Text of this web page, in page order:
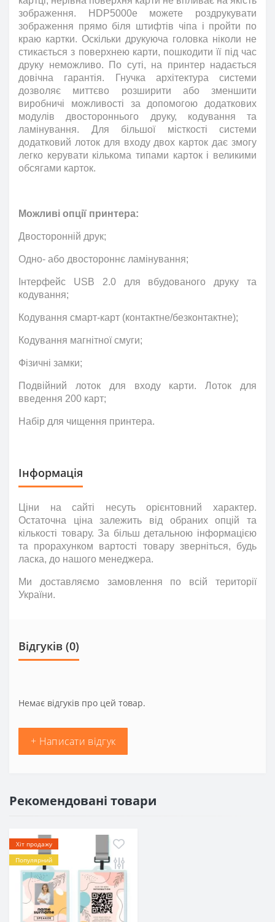
зображення. HDP5000e можете роздрукувати
зображення прямо біля штифтів чіпа і пройти по
краю картки. Оскільки друкуюча головка ніколи не
стикається з поверхнею карти, пошкодити її під час
друку неможливо. По суті, на принтер надається
довічна гарантія. Гнучка архітектура системи
дозволяє миттєво розширити або зменшити
виробничі можливості за допомогою додаткових
модулів двостороннього друку, кодування та
ламінування. Для більшої місткості системи
додатковий лоток для входу двох карток дає змогу
легко керувати кількома типами карток і великими
обсягами карток.
Можливі опції принтера:
Двосторонній друк;
Одно- або двостороннє ламінування;
Інтерфейс USB 2.0 для вбудованого друку та
кодування;
Кодування смарт-карт (контактне/безконтактне);
Кодування магнітної смуги;
Фізичні замки;
Подвійний лоток для входу карти. Лоток для
введення 200 карт;
Набір для чищення принтера.
Інформація
Ціни на сайті несутьорієнтовний характер.
Остаточна ціна залежить від обраних опцій та
кількості товару. За більш детальною інформацією
та прорахунком вартості товару зверніться, будь
ласка, до нашого менеджера.
Ми доставляємо замовлення по всій території
України.
Відгуків (0)
Немає відгуків про цей товар.
+ Написати відгук
Рекомендовані товари
Хіт продажу
Популярний